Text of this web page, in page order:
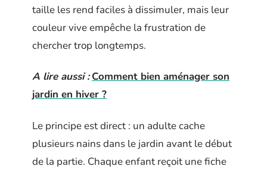
taille les rend faciles à dissimuler, mais leur
couleur vive empêche la frustration de
chercher trop longtemps.
A lire aussi : Comment bien aménager son
jardin en hiver ?
Le principe est direct : un adulte cache
plusieurs nains dans le jardin avant le début
de la partie. Chaque enfant reçoit une fiche